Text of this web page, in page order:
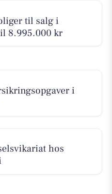
til salg i
8.995.000 kr
i
hos